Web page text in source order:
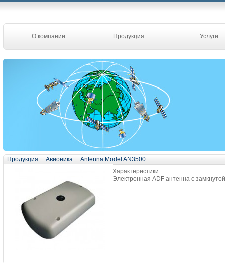
О компании Продукция Услуги
Продукция ::: Авионика ::: Antenna Model AN3500
Характеристики:
Электронная ADF антенна с